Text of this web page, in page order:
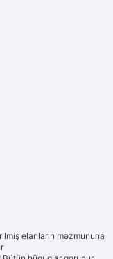
elanların məzmununa